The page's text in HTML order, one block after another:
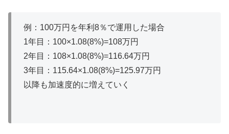
例：100万円を年利8％で運用した場合
1年目：100×1.08(8%)=108万円
2年目：108×1.08(8%)=116.64万円
3年目：115.64×1.08(8%)=125.97万円
以降も加速度的に増えていく